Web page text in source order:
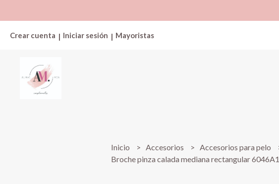
Crear cuenta | Iniciar sesión | Mayoristas
Inicio Accesorios
Accesorios para pelo
Broche pinza calada mediana rectangular 6046A1